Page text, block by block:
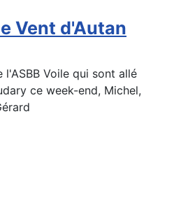
Vent d'Autan
Voile qui sont allé
ce week-end, Michel,